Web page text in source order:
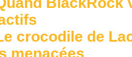
crocodile de
menacées